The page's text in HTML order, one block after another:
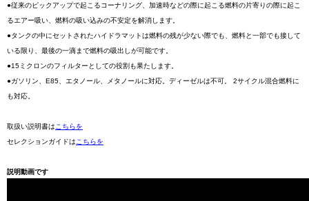
●従来のピックアップで起こるコーナリング、加速時などの際に起こる燃料の片寄りの際に起こ
るエアー吸い、燃料の吸い込みの不安定を解消します。
●タンクの中にセットされたハイドラマットは燃料の残が少ない際でも、燃料と一部でも接して
いる限り、最後の一滴まで燃料の吸出しが可能です。
●15ミクロンのフィルターとしての役割も果たします。
●ガソリン、E85、エタノール、メタノールに対応。ディーゼルは不可。 2サイクル混合燃料に
も対応。
取扱い説明書は こちらを
セレクションガイドは こちらを
説明動画です